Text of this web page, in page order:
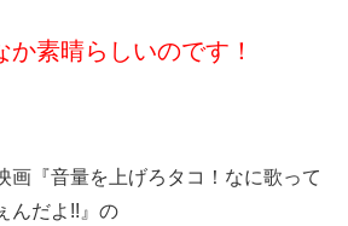
素晴らしいのです！
画『音量を上げろタコ！なに歌って
んだよ!!』の